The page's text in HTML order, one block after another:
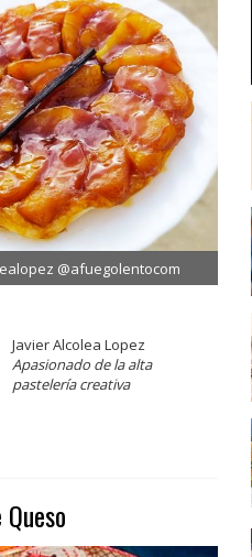
@afuegolentocom
Javier Alcolea Lopez
Apasionado de la alta
pastelería creativa